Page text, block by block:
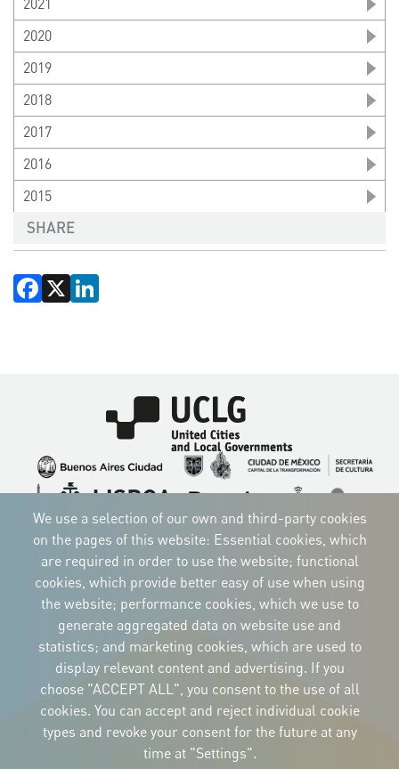
2021
2020
2019
2018
2017
2016
2015
SHARE
Facebook
X
Imagen
Imagen
Imagen
ImagenImagen Imagen
Imagen
ImagenImagenImagen
CORPORATIVE IDENTITY
Download
the logos
and the manual
NEWSLETTER
CONTACT
Carrer Avinyó, 15
08002 Barcelona
culture@uclg.org
We use a selection of our own and third-party cookies
on the pages of this website: Essential cookies, which
are required in order to use the website; functional
cookies, which provide better easy of use when using
the website; performance cookies, which we use to
generate aggregated data on website use and
statistics; and marketing cookies, which are used to
display relevant content and advertising. If you
choose "ACCEPT ALL", you consent to the use of all
cookies. You can accept and reject individual cookie
types and revoke your consent for the future at any
time at "Settings".